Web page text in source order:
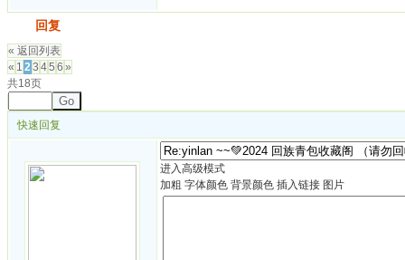
回复
« 返回列表
« 1 23 45 6 »
共18页
Go
快速回复
进入高级模式
加粗 字体颜色 背景颜色 插入链接 图片